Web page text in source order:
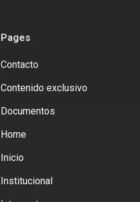
Pages
Contacto
Contenido exclusivo
Documentos
Home
Inicio
Institucional